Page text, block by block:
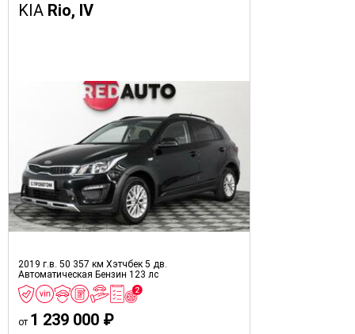
KIA Rio, IV
2019 г.в. 50 357 км Хэтчбек 5 дв.
Автоматическая Бензин 123 лс
от 1 239 000 ₽